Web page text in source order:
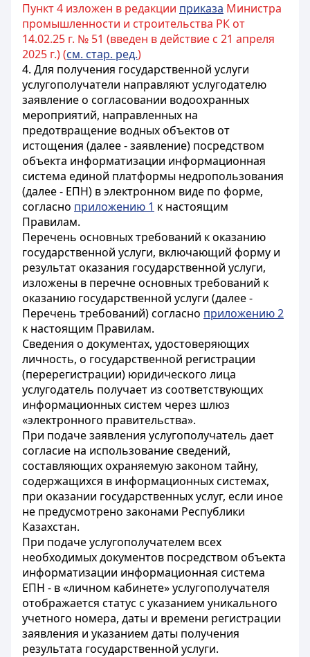
Пункт 4 изложен в редакции приказа Министра
промышленности и строительства РК от
14.02.25 г. № 51 (введен в действие с 21 апреля
2025 г.) (см. стар. ред.)
4. Для получения государственной услуги
услугополучатели направляют услугодателю
заявление о согласовании водоохранных
мероприятий, направленных на
предотвращение водных объектов от
истощения (далее - заявление) посредством
объекта информатизации информационная
система единой платформы недропользования
(далее - ЕПН) в электронном виде по форме,
согласно приложению 1 к настоящим
Правилам.
Перечень основных требований к оказанию
государственной услуги, включающий форму и
результат оказания государственной услуги,
изложены в перечне основных требований к
оказанию государственной услуги (далее -
Перечень требований) согласно приложению 2
к настоящим Правилам.
Сведения о документах, удостоверяющих
личность, о государственной регистрации
(перерегистрации) юридического лица
услугодатель получает из соответствующих
информационных систем через шлюз
«электронного правительства».
При подаче заявления услугополучатель дает
согласие на использование сведений,
составляющих охраняемую законом тайну,
содержащихся в информационных системах,
при оказании государственных услуг, если иное
не предусмотрено законами Республики
Казахстан.
При подаче услугополучателем всех
необходимых документов посредством объекта
информатизации информационная система
ЕПН - в «личном кабинете» услугополучателя
отображается статус с указанием уникального
учетного номера, даты и времени регистрации
заявления и указанием даты получения
результата государственной услуги.